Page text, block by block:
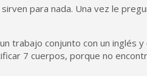
para nada. Una vez le
trabajo conjunto con un inglés
7 cuerpos, porque no